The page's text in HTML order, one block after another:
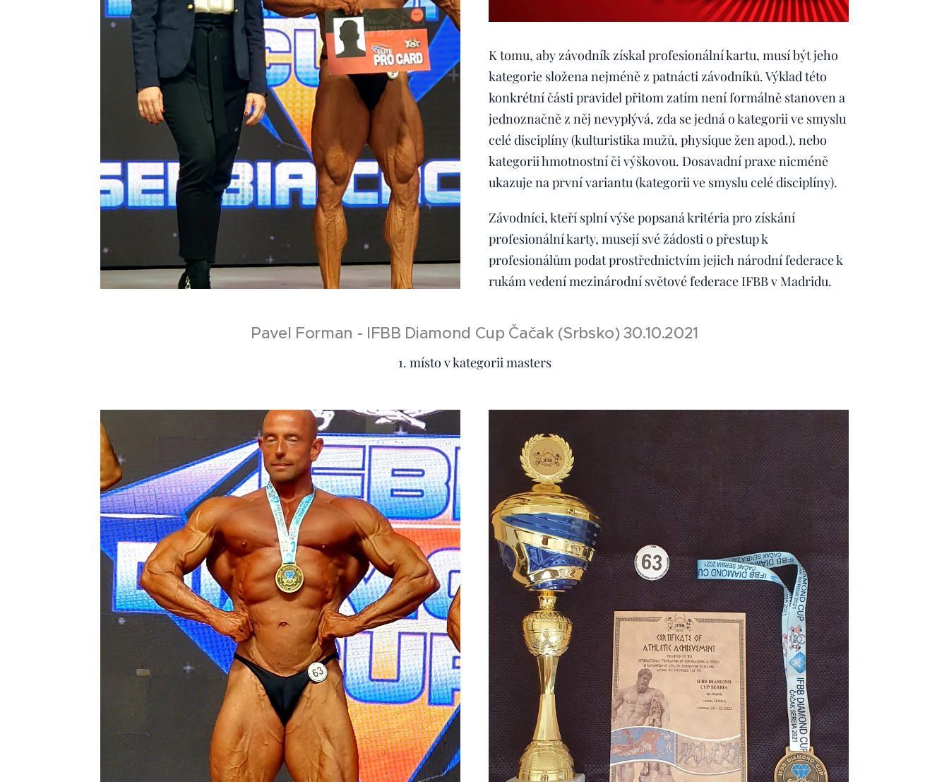
K tomu, aby závodník získal profesionální kartu, musí být jeho
kategorie složena nejméně z patnácti závodníků. Výklad této
konkrétní části pravidel přitom zatím není formálně stanoven a
jednoznačně z něj nevyplývá, zda se jedná o kategorii ve smyslu
celé disciplíny (kulturistika mužů, physique žen apod.), nebo
kategorii hmotnostní či výškovou. Dosavadní praxe nicméně
ukazuje na první variantu (kategorii ve smyslu celé disciplíny).
Závodníci, kteří splní výše popsaná kritéria pro získání
profesionální karty, musejí své žádosti o přestup k
profesionálům podat prostřednictvím jejich národní federace k
rukám vedení mezinárodní světové federace IFBB v Madridu.
Pavel Forman - IFBB Diamond Cup Čačak (Srbsko) 30.10.2021
1. místo v kategorii masters